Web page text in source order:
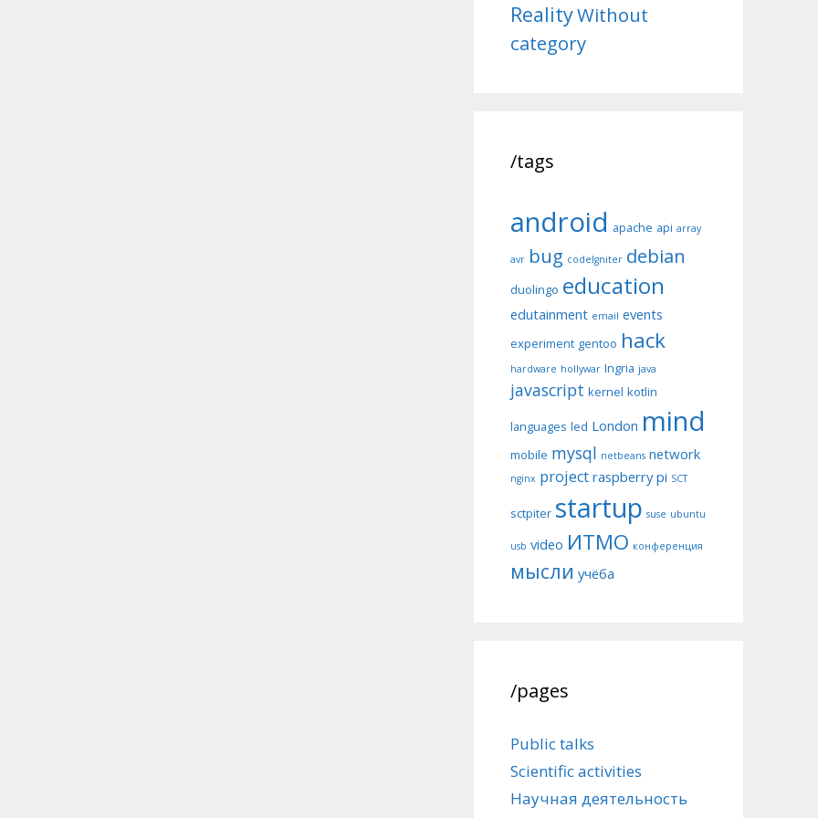
RealityWithout
category
/tags
android apache api array
avr bug codeIgniter debian
duolingo education
edutainment email events
experiment gentoo hack
hardware hollywar Ingria java
javascript kernel kotlin
languages led London mind
mobile mysql netbeans network
nginx project raspberry pi SCT
sctpiter startup suse ubuntu
usb video ИТМО конференция
мысли учёба
/pages
Public talks
Scientific activities
Научная деятельность